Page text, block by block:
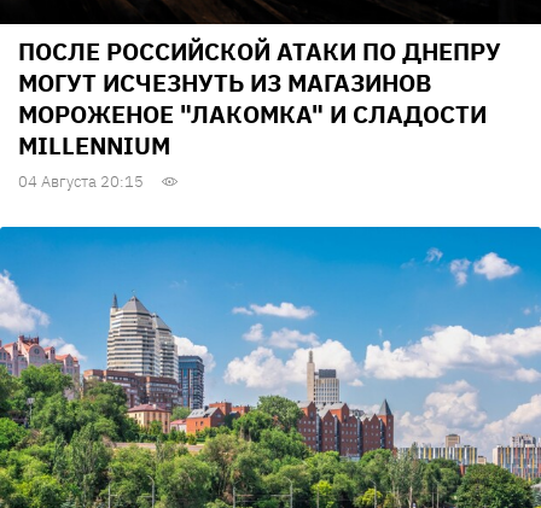
ПОСЛЕ РОССИЙСКОЙ АТАКИ ПО ДНЕПРУ
МОГУТ ИСЧЕЗНУТЬ ИЗ МАГАЗИНОВ
МОРОЖЕНОЕ "ЛАКОМКА" И СЛАДОСТИ
MILLENNIUM
04 Августа 20:15